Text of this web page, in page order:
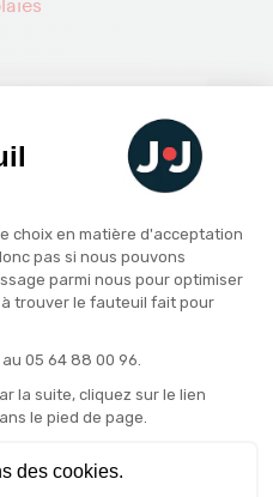
de l'expert
prévenir les
du
choix en matière d'acceptation
pas si nous pouvons
parmi nous pour optimiser
trouver le fauteuil fait pour
05 64 88 00 96.
la suite, cliquez sur le lien
le pied de page.
des cookies.